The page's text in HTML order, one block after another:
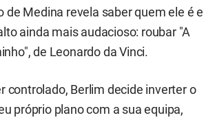
de Medina revela saber quem ele é e
ainda mais audacioso: roubar "A
de Leonardo da Vinci.
controlado, Berlim decide inverter o
próprio plano com a sua equipa,